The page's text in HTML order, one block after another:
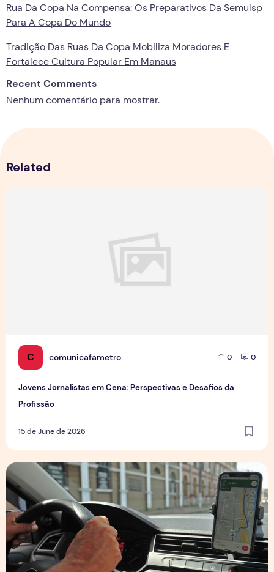
Rua Da Copa Na Compensa: Os Preparativos Da Semulsp
Para A Copa Do Mundo
Tradição Das Ruas Da Copa Mobiliza Moradores E
Fortalece Cultura Popular Em Manaus
Recent Comments
Nenhum comentário para mostrar.
Related
C comunicafametro 0 0
Jovens Jornalistas em Cena: Perspectivas e Desafios da
Profissão
15 de June de 2026
Número de motoristas por aplicativo cresce no Brasil